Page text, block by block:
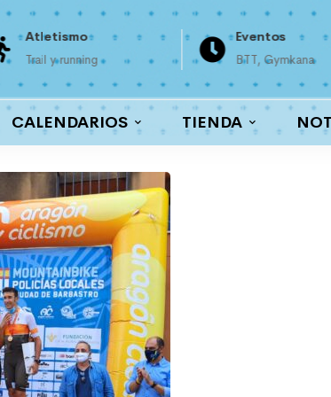
y running
Eventos
BTT, Gymkana
CALENDARIOS TIENDA